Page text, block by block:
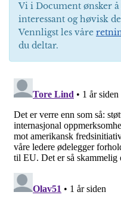
Vi i Document ønsker
interessant og høvisk
Vennligst les våre
du deltar.